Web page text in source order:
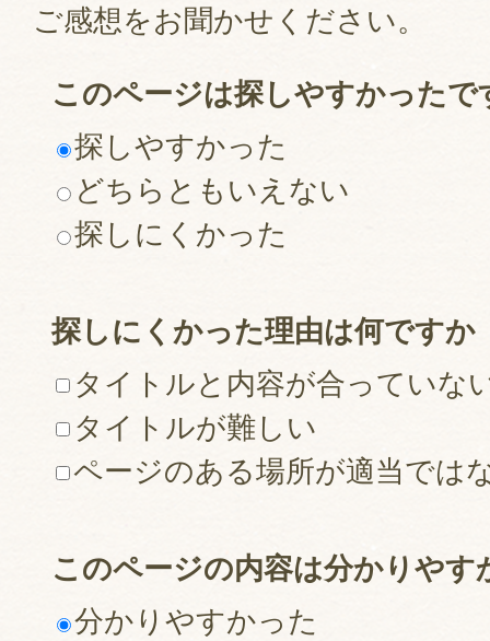
ご感想をお聞かせください。
このページは探しやすかったで
探しやすかった
どちらともいえない
探しにくかった
探しにくかった理由は何ですか
タイトルと内容が合っていな
タイトルが難しい
ページのある場所が適当では
このページの内容は分かりやす
分かりやすかった